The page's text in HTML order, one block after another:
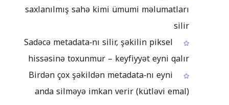
saxlanılmış sahə kimi ümumi məlumatları
silir
Sadəcə metadata‑nı silir, şəkilin piksel
hissəsinə toxunmur – keyfiyyət eyni qalır
Birdən çox şəkildən metadata‑nı eyni
anda silməyə imkan verir (kütləvi emal)